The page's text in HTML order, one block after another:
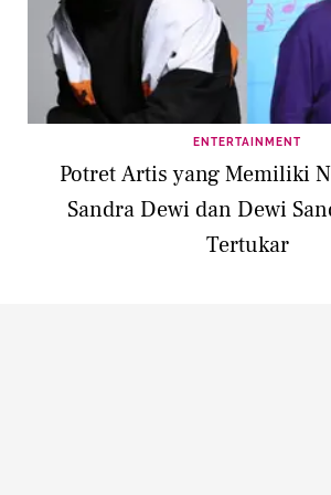
ENTERTAINMENT
Potret Artis yang Memiliki
Sandra Dewi dan Dewi
Tertukar